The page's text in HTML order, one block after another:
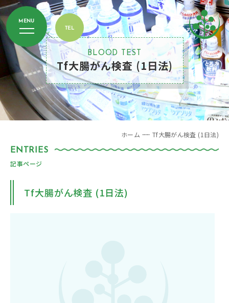
BLOOD TEST
Tf大腸がん検査 (1日法)
ホーム Tf大腸がん検査 (1日法)
記事ページ
Tf大腸がん検査 (1日法)